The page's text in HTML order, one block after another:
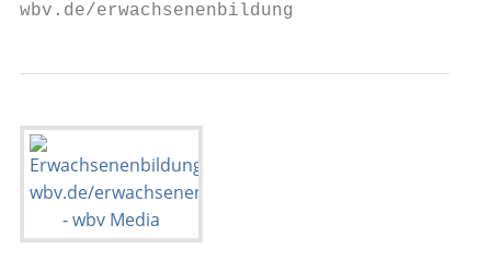
wbv.de/erwachsenenbildung